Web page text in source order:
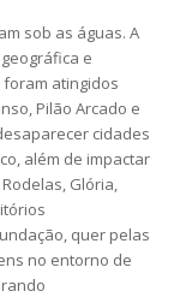
sob as águas. A
e
atingidos
Pilão Arcado e
cidades
além de impactar
Glória,
quer pelas
no entorno de